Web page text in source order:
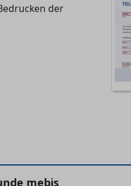
der
mebis